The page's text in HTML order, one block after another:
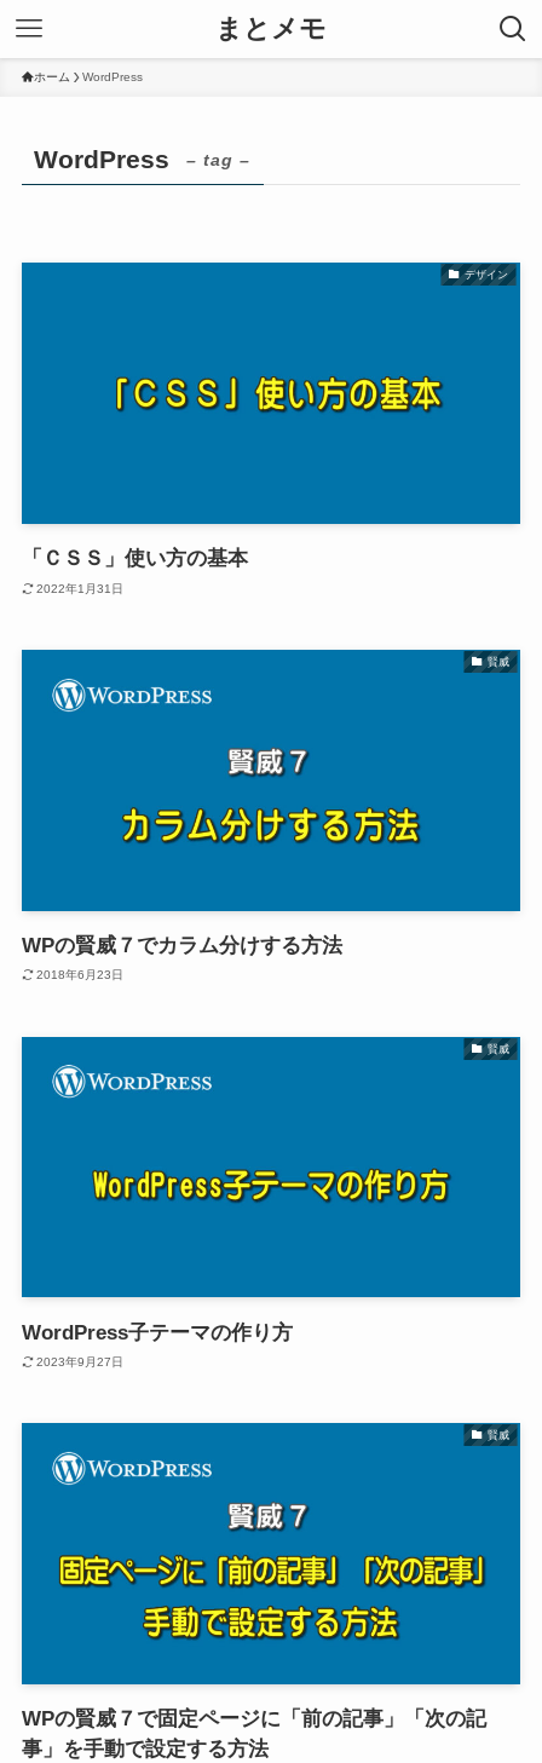
まとメモ
ホーム WordPress
WordPress – tag –
デザイン
「ＣＳＳ」使い方の基本
2022年1月31日
賢威
WPの賢威７でカラム分けする方法
2018年6月23日
賢威
WordPress子テーマの作り方
2023年9月27日
賢威
WPの賢威７で固定ページに「前の記事」「次の記
事」を手動で設定する方法